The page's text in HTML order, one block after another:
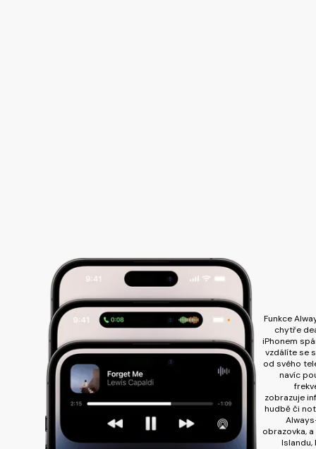
Funkce
chytře
iPhonem
vzdálíte se
od svého
navíc
zobrazuje
hudbě či
obrazovka,
Islandu,